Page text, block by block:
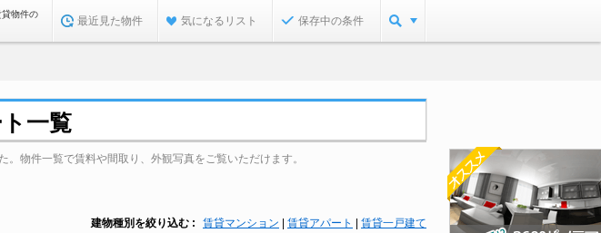
物件の
最近見た物件 気になるリスト 保存中の条件
一覧
物件一覧で賃料や間取り、外観写真をご覧いただけます。
建物種別を絞り込む 賃貸マンション 賃貸アパート 賃貸一戸建て